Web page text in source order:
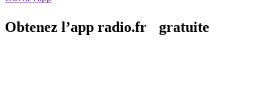
Obtenez l’app radio.fr gratuite